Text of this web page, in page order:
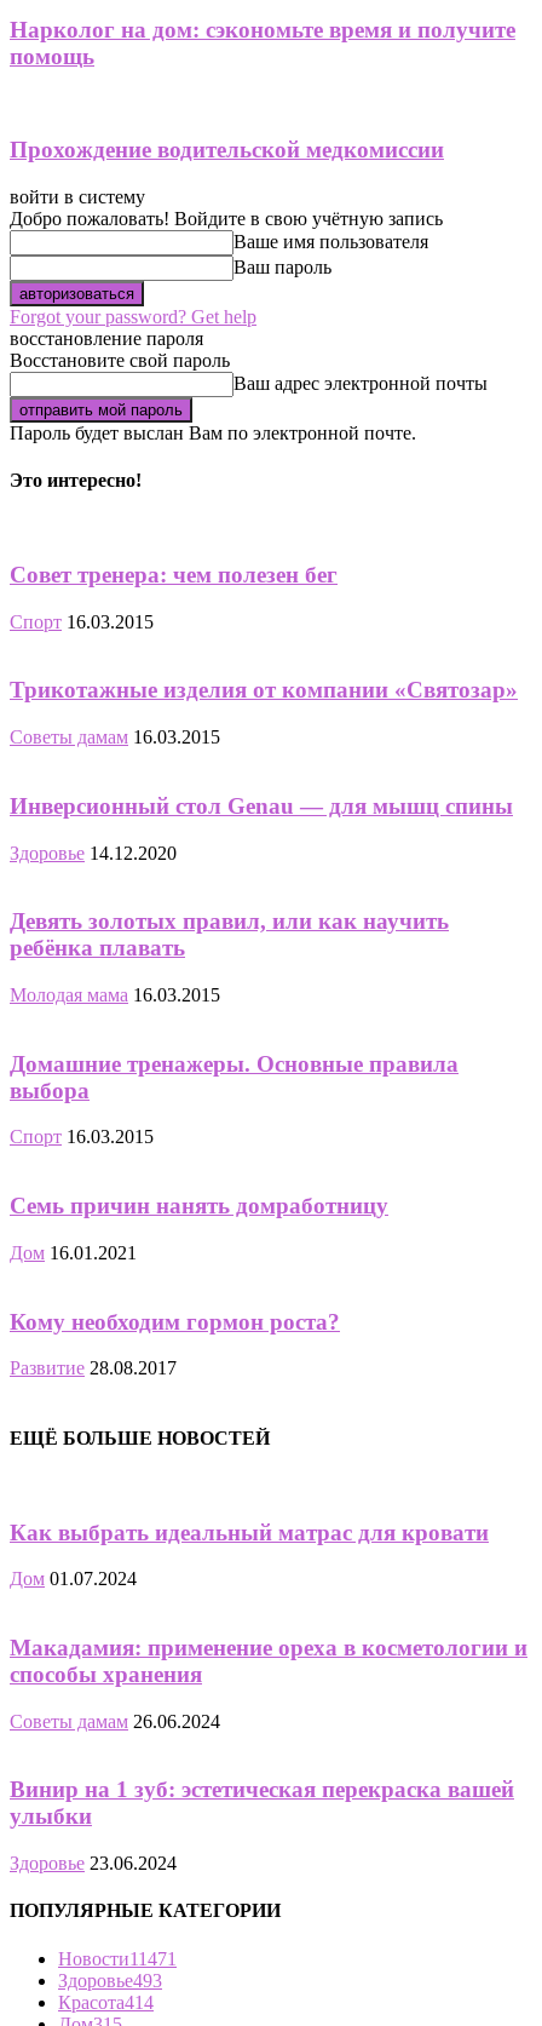
Нарколог на дом: сэкономьте время и получите
помощь
Прохождение водительской медкомиссии
войти в систему
Добро пожаловать! Войдите в свою учётную запись
Ваше имя пользователя
Ваш пароль
Forgot your password? Get help
восстановление пароля
Восстановите свой пароль
Ваш адрес электронной почты
Пароль будет выслан Вам по электронной почте.
Это интересно!
Совет тренера: чем полезен бег
Спорт 16.03.2015
Трикотажные изделия от компании «Святозар»
Советы дамам 16.03.2015
Инверсионный стол Genau — для мышц спины
Здоровье 14.12.2020
Девять золотых правил, или как научить
ребёнка плавать
Молодая мама 16.03.2015
Домашние тренажеры. Основные правила
выбора
Спорт 16.03.2015
Семь причин нанять домработницу
Дом 16.01.2021
Кому необходим гормон роста?
Развитие 28.08.2017
ЕЩЁ БОЛЬШЕ НОВОСТЕЙ
Как выбрать идеальный матрас для кровати
Дом 01.07.2024
Макадамия: применение ореха в косметологии и
способы хранения
Советы дамам 26.06.2024
Винир на 1 зуб: эстетическая перекраска вашей
улыбки
Здоровье 23.06.2024
ПОПУЛЯРНЫЕ КАТЕГОРИИ
Новости11471
Здоровье493
Красота414